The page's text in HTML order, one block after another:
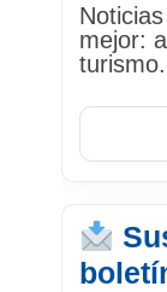
mejor:
turismo.